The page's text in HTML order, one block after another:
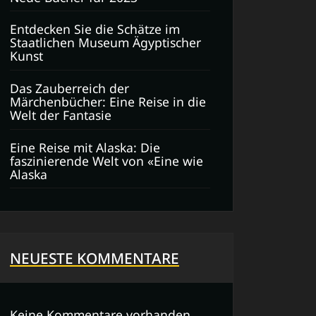
Entdecken Sie die Schätze im
Staatlichen Museum Ägyptischer
Kunst
Das Zauberreich der
Märchenbücher: Eine Reise in die
Welt der Fantasie
Eine Reise mit Alaska: Die
faszinierende Welt von «Eine wie
Alaska
NEUESTE KOMMENTARE